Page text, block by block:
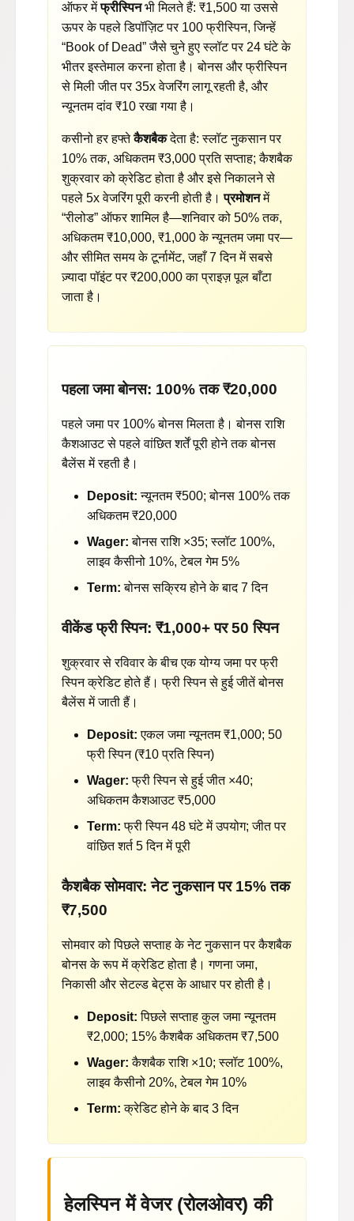
ऑफर मेंफ्रीस्पिनभी मिलते हैं: ₹1,500 या उससे
ऊपर के पहले डिपॉज़िट पर 100 फ्रीस्पिन, जिन्हें
“Book of Dead” जैसे चुने हुए स्लॉट पर 24 घंटे के
भीतर इस्तेमाल करना होता है। बोनस और फ्रीस्पिन
से मिली जीत पर 35x वेजरिंग लागू रहती है, और
न्यूनतम दांव ₹10 रखा गया है।
कसीनो हर हफ्तेकैशबैकदेता है: स्लॉट नुकसान पर
10% तक, अधिकतम ₹3,000 प्रति सप्ताह; कैशबैक
शुक्रवार को क्रेडिट होता है और इसे निकालने से
पहले 5x वेजरिंग पूरी करनी होती है।प्रमोशनमें
“रीलोड” ऑफर शामिल है—शनिवार को 50% तक,
अधिकतम ₹10,000, ₹1,000 के न्यूनतम जमा पर—
और सीमित समय के टूर्नामेंट, जहाँ 7 दिन में सबसे
ज़्यादा पॉइंट पर ₹200,000 का प्राइज़ पूल बाँटा
जाता है।
पहला जमा बोनस: 100% तक ₹20,000
पहले जमा पर 100% बोनस मिलता है। बोनस राशि
कैशआउट से पहले वांछित शर्तें पूरी होने तक बोनस
बैलेंस में रहती है।
Deposit: न्यूनतम ₹500; बोनस 100% तक
अधिकतम ₹20,000
Wager: बोनस राशि ×35; स्लॉट 100%,
लाइव कैसीनो 10%, टेबल गेम 5%
Term: बोनस सक्रिय होने के बाद 7 दिन
वीकेंड फ्री स्पिन: ₹1,000+ पर 50 स्पिन
शुक्रवार से रविवार के बीच एक योग्य जमा पर फ्री
स्पिन क्रेडिट होते हैं। फ्री स्पिन से हुई जीतें बोनस
बैलेंस में जाती हैं।
Deposit: एकल जमा न्यूनतम ₹1,000; 50
फ्री स्पिन (₹10 प्रति स्पिन)
Wager: फ्री स्पिन से हुई जीत ×40;
अधिकतम कैशआउट ₹5,000
Term: फ्री स्पिन 48 घंटे में उपयोग; जीत पर
वांछित शर्त 5 दिन में पूरी
कैशबैक सोमवार: नेट नुकसान पर 15% तक
₹7,500
सोमवार को पिछले सप्ताह के नेट नुकसान पर कैशबैक
बोनस के रूप में क्रेडिट होता है। गणना जमा,
निकासी और सेटल्ड बेट्स के आधार पर होती है।
Deposit: पिछले सप्ताह कुल जमा न्यूनतम
₹2,000; 15% कैशबैक अधिकतम ₹7,500
Wager: कैशबैक राशि ×10; स्लॉट 100%,
लाइव कैसीनो 20%, टेबल गेम 10%
Term: क्रेडिट होने के बाद 3 दिन
हेलस्पिन में वेजर (रोलओवर) की